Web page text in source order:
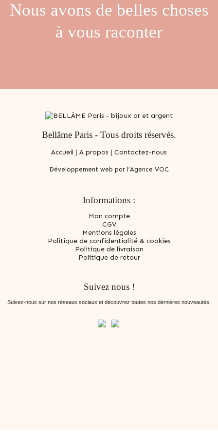
Nous avons de belles choses
à vous raconter
Bellâme Paris - Tous droits réservés.
Accueil | A propos | Contactez-nous
Développement web par l’Agence VOC
Informations :
Mon compte
CGV
Mentions légales
Politique de confidentialité & cookies
Politique de livraison
Politique de retour
Suivez nous !
Suivez-nous sur nos réseaux sociaux et découvrez toutes nos dernières nouveautés.